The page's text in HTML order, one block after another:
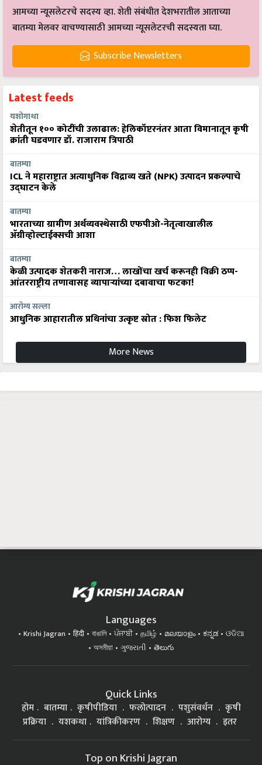
आमच्या न्यूसलेटरचे सदस्य व्हा. शेती संबंधीत देशभरातील आताच्या
बातम्या मेलवर वाचण्यासाठी आमच्या न्यूसलेटरची सदस्यता घ्या.
Subscribe Newsletters
Latest feeds
यशोगाथा
शेतीतून १०० कोटींची उलाढाल: हेलिकॉप्टरनंतर आता विमानातून कृषी
क्रांती घडवणार डॉ. राजाराम त्रिपाठी
बातम्या
ICL ने महाराष्ट्रात अत्याधुनिक विद्राव्य खते (NPK) उत्पादन प्रकल्पाचे
उद्घाटन केले
बातम्या
भारताच्या ग्रामीण अर्थव्यवस्थेसाठी एफपीओ-नेतृत्वाखालील
अ‍ॅग्रीव्होल्टाईक्सची आशा
बातम्या
केळी उत्पादक शेतकरी नाराज… लाखोंचा खर्च करूनही विक्री ठप्प-
आंतरराष्ट्रीय तणावासह व्यापाऱ्यांच्या दबावाचा फटका!
आरोग्य सल्ला
आधुनिक आहारातील प्रथिनांचा उत्कृष्ट स्रोत : फिश फिलेट
More News
Languages
Krishi Jagran हिंदी বাঙালি ਪੰਜਾਬੀ தமிழ் മലയാളം ಕನ್ನಡ
ଓଡିଆ
অসমীয়া
ગુજરાતી తెలుగు
Quick Links
होम बातम्या कृषीपीडिया फलोत्पादन पशुसंवर्धन
कृषी
प्रक्रिया
यशकथा यांत्रिकीकरण शिक्षण आरोग्य इतर
Top on Krishi Jagran